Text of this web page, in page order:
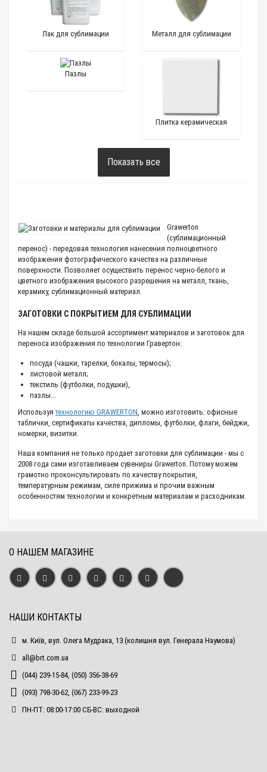
Лак для сублимации Металл для сублимации
Пазлы
Плитка керамическая
Показать все
Grawerton
(сублимационный
перенос) - передовая технология нанесения полноцветного
изображения фотографического качества на различные
поверхности. Позволяет осуществить перенос черно-белого и
цветного изображения высокого разрешения на металл, ткань,
керамику, сублимационный материал.
ЗАГОТОВКИ С ПОКРЫТИЕМ ДЛЯ СУБЛИМАЦИИ
На нашем складе большой ассортимент материалов и заготовок для
переноса изображения по технологии Гравертон:
посуда (чашки, тарелки, бокалы, термосы);
листовой металл;
текстиль (футболки, подушки),
пазлы...
Используя технологию GRAWERTON, можно изготовить: офисные
таблички, сертификаты качества, дипломы, футболки, флаги, бейджи,
номерки, визитки.
Наша компания не только продает заготовки для сублимации - мы с
2008 года сами изготавливаем сувениры Grawerton. Потому можем
грамотно проконсультировать по качеству покрытия,
температурным режимам, силе прижима и прочим важным
особенностям технологии и конкретным материалам и расходникам.
О НАШЕМ МАГАЗИНЕ
НАШИ КОНТАКТЫ
м. Київ, вул. Олега Мудрака, 13 (колишня вул. Генерала Наумова)
all@brt.com.ua
(044) 239-15-84, (050) 356-38-69
(093) 798-30-62, (067) 233-99-23
ПН-ПТ: 08:00-17:00 СБ-ВС: выходной